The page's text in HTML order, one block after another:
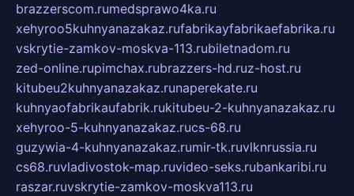
brazzerscom.rumedsprawo4ka.ru
xehyroo5kuhnyanazakaz.rufabrikayfabrikaefabrika.ru
vskrytie-zamkov-moskva-113.rubiletnadom.ru
zed-online.rupimchax.rubrazzers-hd.ruz-host.ru
kitubeu2kuhnyanazakaz.runaperekate.ru
kuhnyaofabrikaufabrik.rukitubeu-2-kuhnyanazakaz.ru
xehyroo-5-kuhnyanazakaz.rucs-68.ru
guzywia-4-kuhnyanazakaz.rumir-tk.ruvlknrussia.ru
cs68.ruvladivostok-map.ruvideo-seks.rubankaribi.ru
raszar.ruvskrytie-zamkov-moskva113.ru